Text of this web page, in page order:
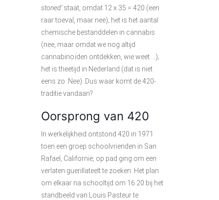
stoned’staat, omdat 12 x 35 = 420 (een
raar toeval, maar nee); het is het aantal
chemische bestanddelen in cannabis
(nee, maar omdat we nog altijd
cannabinoïden ontdekken, wie weet …);
het is theetijd in Nederland (dat is niet
eens zo. Nee). Dus waar komt de 420-
traditie vandaan?
Oorsprong van 420
In werkelijkheid ontstond 420 in 1971
toen een groep schoolvrienden in San
Rafael, Californië, op pad ging om een
verlaten guerillateelt te zoeken. Het plan
om elkaar na schooltijd om 16.20 bij het
standbeeld van Louis Pasteur te